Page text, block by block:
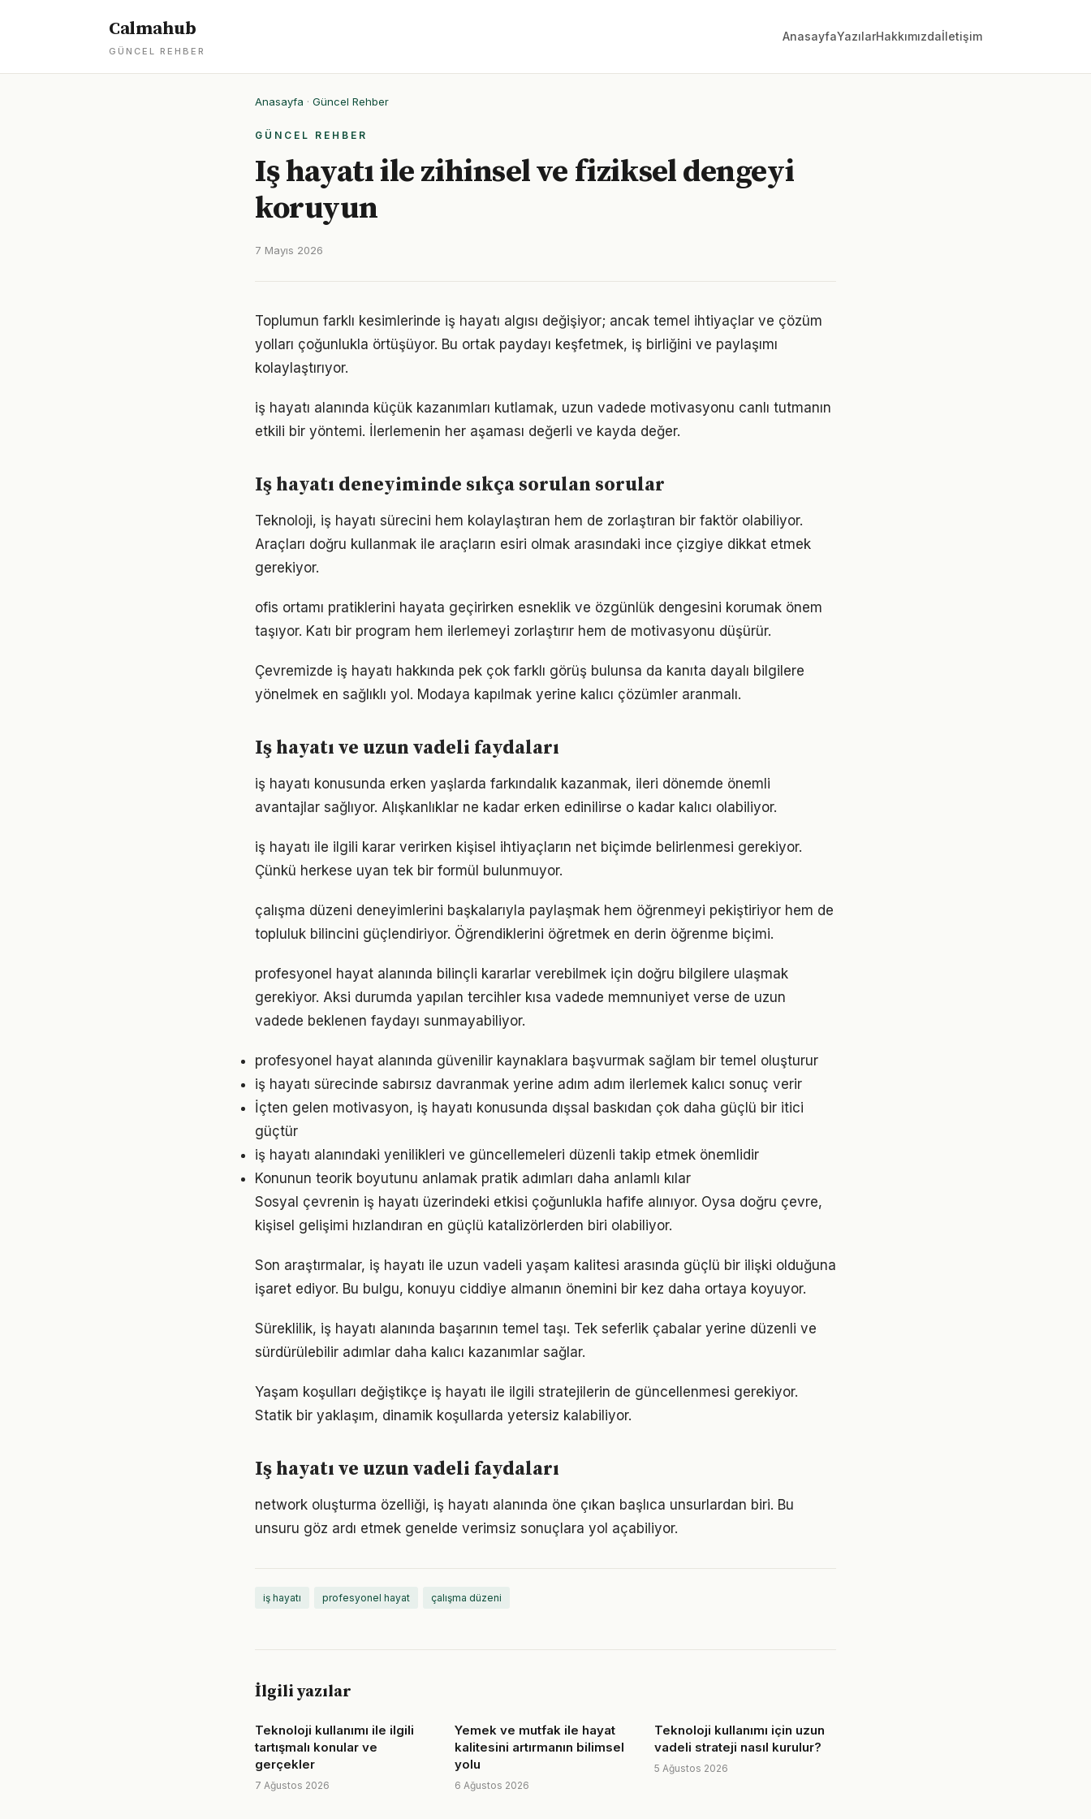
Calmahub
GÜNCEL REHBER
AnasayfaYazılarHakkımızdaİletişim
Anasayfa · Güncel Rehber
GÜNCEL REHBER
Iş hayatı ile zihinsel ve fiziksel dengeyi
koruyun
7 Mayıs 2026
Toplumun farklı kesimlerinde iş hayatı algısı değişiyor; ancak temel ihtiyaçlar ve çözüm
yolları çoğunlukla örtüşüyor. Bu ortak paydayı keşfetmek, iş birliğini ve paylaşımı
kolaylaştırıyor.
iş hayatı alanında küçük kazanımları kutlamak, uzun vadede motivasyonu canlı tutmanın
etkili bir yöntemi. İlerlemenin her aşaması değerli ve kayda değer.
Iş hayatı deneyiminde sıkça sorulan sorular
Teknoloji, iş hayatı sürecini hem kolaylaştıran hem de zorlaştıran bir faktör olabiliyor.
Araçları doğru kullanmak ile araçların esiri olmak arasındaki ince çizgiye dikkat etmek
gerekiyor.
ofis ortamı pratiklerini hayata geçirirken esneklik ve özgünlük dengesini korumak önem
taşıyor. Katı bir program hem ilerlemeyi zorlaştırır hem de motivasyonu düşürür.
Çevremizde iş hayatı hakkında pek çok farklı görüş bulunsa da kanıta dayalı bilgilere
yönelmek en sağlıklı yol. Modaya kapılmak yerine kalıcı çözümler aranmalı.
Iş hayatı ve uzun vadeli faydaları
iş hayatı konusunda erken yaşlarda farkındalık kazanmak, ileri dönemde önemli
avantajlar sağlıyor. Alışkanlıklar ne kadar erken edinilirse o kadar kalıcı olabiliyor.
iş hayatı ile ilgili karar verirken kişisel ihtiyaçların net biçimde belirlenmesi gerekiyor.
Çünkü herkese uyan tek bir formül bulunmuyor.
çalışma düzeni deneyimlerini başkalarıyla paylaşmak hem öğrenmeyi pekiştiriyor hem de
topluluk bilincini güçlendiriyor. Öğrendiklerini öğretmek en derin öğrenme biçimi.
profesyonel hayat alanında bilinçli kararlar verebilmek için doğru bilgilere ulaşmak
gerekiyor. Aksi durumda yapılan tercihler kısa vadede memnuniyet verse de uzun
vadede beklenen faydayı sunmayabiliyor.
profesyonel hayat alanında güvenilir kaynaklara başvurmak sağlam bir temel oluşturur
iş hayatı sürecinde sabırsız davranmak yerine adım adım ilerlemek kalıcı sonuç verir
İçten gelen motivasyon, iş hayatı konusunda dışsal baskıdan çok daha güçlü bir itici
güçtür
iş hayatı alanındaki yenilikleri ve güncellemeleri düzenli takip etmek önemlidir
Konunun teorik boyutunu anlamak pratik adımları daha anlamlı kılar
Sosyal çevrenin iş hayatı üzerindeki etkisi çoğunlukla hafife alınıyor. Oysa doğru çevre,
kişisel gelişimi hızlandıran en güçlü katalizörlerden biri olabiliyor.
Son araştırmalar, iş hayatı ile uzun vadeli yaşam kalitesi arasında güçlü bir ilişki olduğuna
işaret ediyor. Bu bulgu, konuyu ciddiye almanın önemini bir kez daha ortaya koyuyor.
Süreklilik, iş hayatı alanında başarının temel taşı. Tek seferlik çabalar yerine düzenli ve
sürdürülebilir adımlar daha kalıcı kazanımlar sağlar.
Yaşam koşulları değiştikçe iş hayatı ile ilgili stratejilerin de güncellenmesi gerekiyor.
Statik bir yaklaşım, dinamik koşullarda yetersiz kalabiliyor.
Iş hayatı ve uzun vadeli faydaları
network oluşturma özelliği, iş hayatı alanında öne çıkan başlıca unsurlardan biri. Bu
unsuru göz ardı etmek genelde verimsiz sonuçlara yol açabiliyor.
iş hayatı profesyonel hayat çalışma düzeni
İlgili yazılar
Teknoloji kullanımı ile ilgili
tartışmalı konular ve
gerçekler
7 Ağustos 2026
Yemek ve mutfak ile hayat
kalitesini artırmanın bilimsel
yolu
6 Ağustos 2026
Teknoloji kullanımı için uzun
vadeli strateji nasıl kurulur?
5 Ağustos 2026